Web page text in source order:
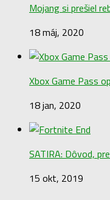
Mojang si prešiel
18 máj, 2020
Xbox Game Pass
18 jan, 2020
SATIRA: Dôvod,
15 okt, 2019